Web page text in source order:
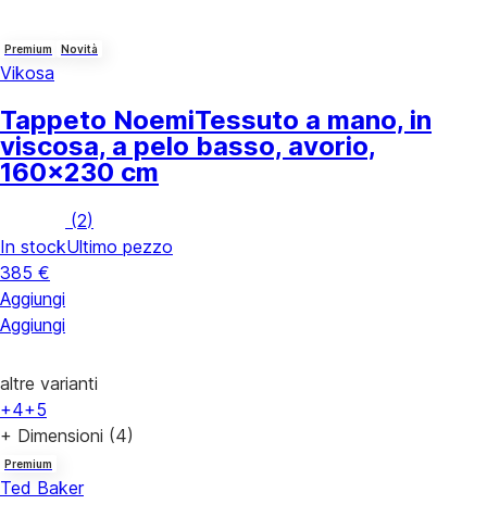
Premium Novità
Vikosa
Tappeto NoemiTessuto a mano, in
viscosa, a pelo basso, avorio,
160x230 cm
(2)
In stockUltimo pezzo
385 €
Aggiungi
Aggiungi
altre varianti
+4+5
+ Dimensioni (4)
Premium
Ted Baker